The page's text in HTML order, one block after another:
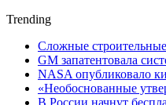
Trending
Сложные
GM запатентовала
NASA опубликовало
«Необоснованные
В России начнут